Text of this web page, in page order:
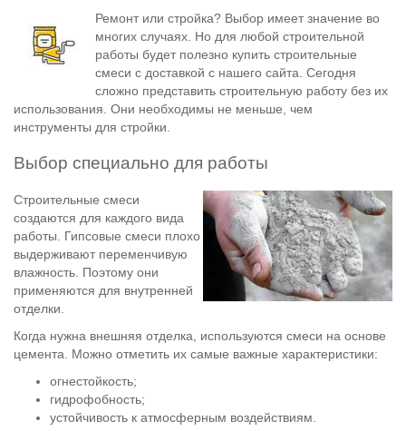
Ремонт или стройка? Выбор имеет значение во
многих случаях. Но для любой строительной
работы будет полезно купить строительные
смеси с доставкой с нашего сайта. Сегодня
сложно представить строительную работу без их
использования. Они необходимы не меньше, чем
инструменты для стройки.
Выбор специально для работы
Строительные смеси
создаются для каждого вида
работы. Гипсовые смеси плохо
выдерживают переменчивую
влажность. Поэтому они
применяются для внутренней
отделки.
Когда нужна внешняя отделка, используются смеси на основе
цемента. Можно отметить их самые важные характеристики:
огнестойкость;
гидрофобность;
устойчивость к атмосферным воздействиям.